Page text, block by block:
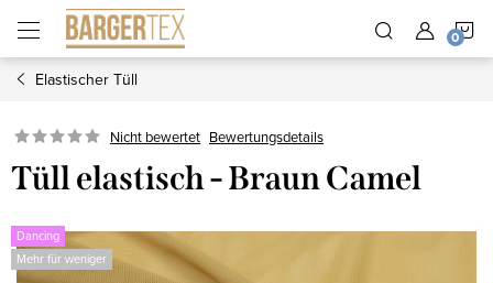
Inhalt
springen
Elastischer Tüll
Nicht bewertet Bewertungsdetails
Tüll elastisch - Braun Camel
Dancing
Mehr für weniger